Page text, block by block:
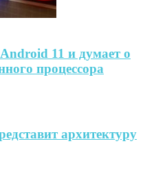
11 и думает о
процессора
архитектуру